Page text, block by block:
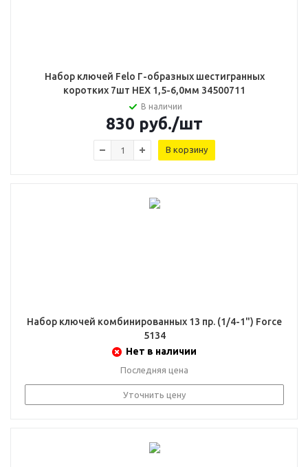
Набор ключей Felo Г-образных шестигранных
коротких 7шт HEX 1,5-6,0мм 34500711
В наличии
830 руб./шт
В корзину
Набор ключей комбинированных 13 пр. (1/4-1") Force
5134
Нет в наличии
Последняя цена
Уточнить цену